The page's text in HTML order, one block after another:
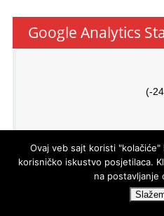
Google Analytics
(-
-
POWERED BY
Ovaj veb sajt koristi
korisničko iskustvo posjetilaca.
na postavljanje